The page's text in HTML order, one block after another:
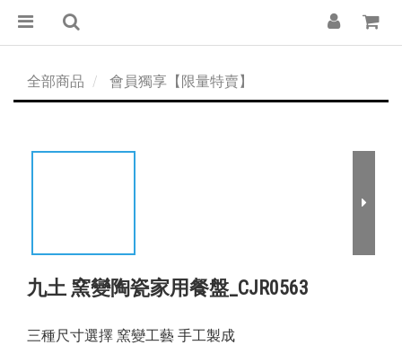
全部商品 會員獨享【限量特賣】
九土 窯變陶瓷家用餐盤_CJR0563
三種尺寸選擇 窯變工藝 手工製成